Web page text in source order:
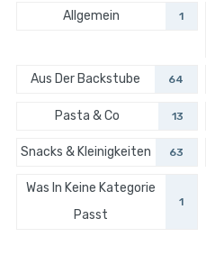
Allgemein 1
Aus Der Backstube 64
Pasta & Co 13
Snacks & Kleinigkeiten 63
Was In Keine Kategorie
Passt
1